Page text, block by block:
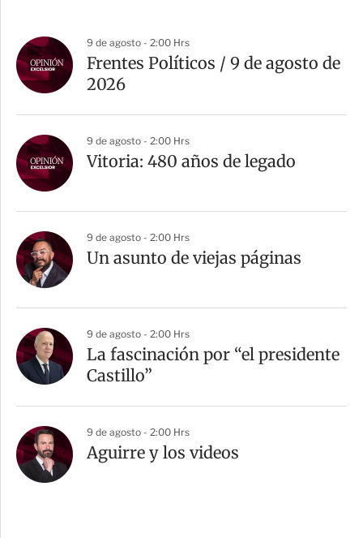
9 de agosto - 2:00 Hrs
Frentes Políticos / 9 de agosto de
2026
9 de agosto - 2:00 Hrs
Vitoria: 480 años de legado
9 de agosto - 2:00 Hrs
Un asunto de viejas páginas
9 de agosto - 2:00 Hrs
La fascinación por “el presidente
Castillo”
9 de agosto - 2:00 Hrs
Aguirre y los videos